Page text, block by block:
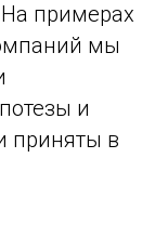
примерах
мы
и
приняты в